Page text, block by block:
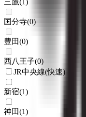
三鷹( )
国分寺(0)
豊田(0)
西八王子(0)
JR中央線(快速)
新宿(1)
神田(1)